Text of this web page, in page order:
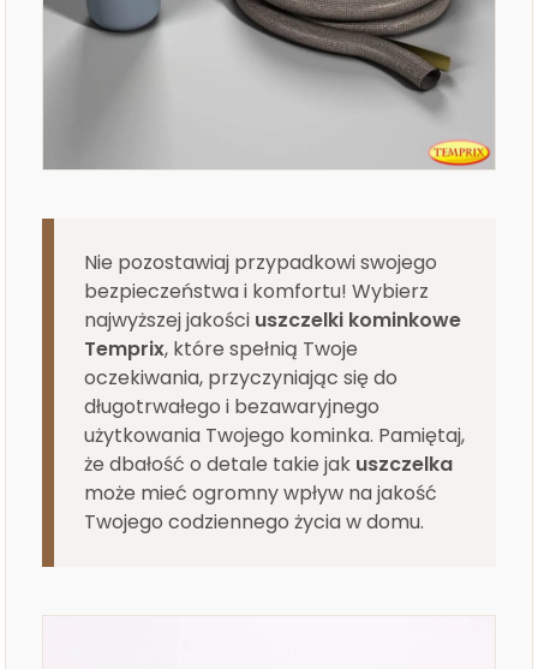
Nie pozostawiaj przypadkowi swojego
bezpieczeństwa i komfortu! Wybierz
najwyższej jakości uszczelki kominkowe
Temprix, które spełnią Twoje
oczekiwania, przyczyniając się do
długotrwałego i bezawaryjnego
użytkowania Twojego kominka. Pamiętaj,
że dbałość o detale takie jak uszczelka
może mieć ogromny wpływ na jakość
Twojego codziennego życia w domu.